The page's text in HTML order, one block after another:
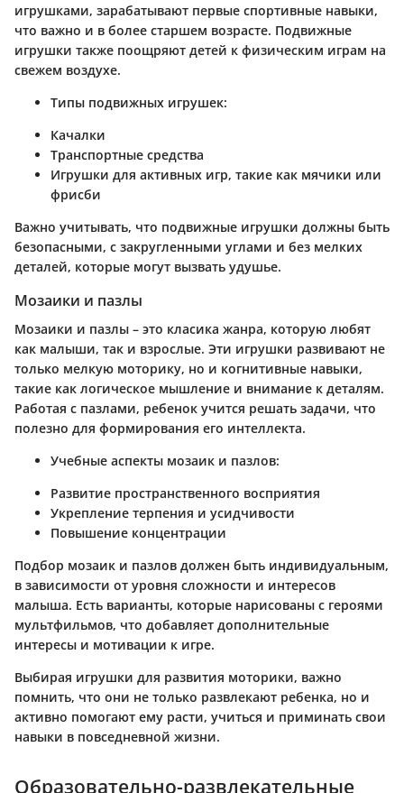
игрушками, зарабатывают первые спортивные навыки,
что важно и в более старшем возрасте. Подвижные
игрушки также поощряют детей к физическим играм на
свежем воздухе.
Типы подвижных игрушек:
Качалки
Транспортные средства
Игрушки для активных игр, такие как мячики или
фрисби
Важно учитывать, что подвижные игрушки должны быть
безопасными, с закругленными углами и без мелких
деталей, которые могут вызвать удушье.
Мозаики и пазлы
Мозаики и пазлы – это класика жанра, которую любят
как малыши, так и взрослые. Эти игрушки развивают не
только мелкую моторику, но и когнитивные навыки,
такие как логическое мышление и внимание к деталям.
Работая с пазлами, ребенок учится решать задачи, что
полезно для формирования его интеллекта.
Учебные аспекты мозаик и пазлов:
Развитие пространственного восприятия
Укрепление терпения и усидчивости
Повышение концентрации
Подбор мозаик и пазлов должен быть индивидуальным,
в зависимости от уровня сложности и интересов
малыша. Есть варианты, которые нарисованы с героями
мультфильмов, что добавляет дополнительные
интересы и мотивации к игре.
Выбирая игрушки для развития моторики, важно
помнить, что они не только развлекают ребенка, но и
активно помогают ему расти, учиться и приминать свои
навыки в повседневной жизни.
Образовательно-развлекательные